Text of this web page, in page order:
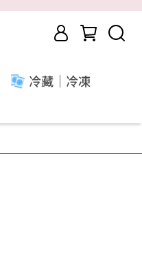
冷藏｜冷凍